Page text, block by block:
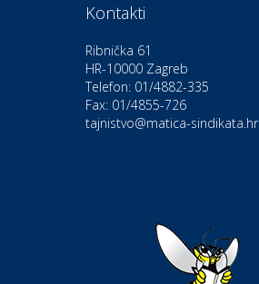
Moda i ljepota
Gastro
Hotel Bunčić Vrbovec
Izletište i vinotočje VINIA
Kontakti
Ribnička 61
HR-10000 Zagreb
Telefon: 01/4882-335
Fax: 01/4855-726
tajnistvo@matica-sindikata.hr